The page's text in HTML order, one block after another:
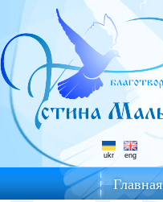
ukr eng
Главная